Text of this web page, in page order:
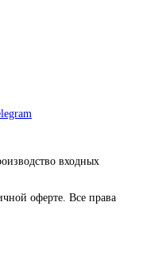
входных
оферте. Все права